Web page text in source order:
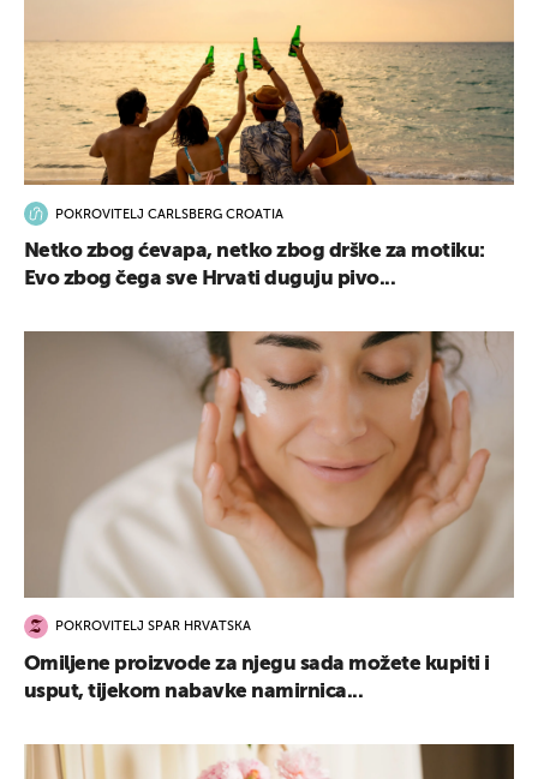
POKROVITELJ CARLSBERG CROATIA
Netko zbog ćevapa, netko zbog drške za motiku:
Evo zbog čega sve Hrvati duguju pivo...
POKROVITELJ SPAR HRVATSKA
Omiljene proizvode za njegu sada možete kupiti i
usput, tijekom nabavke namirnica...